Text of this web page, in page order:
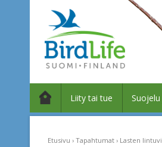
Liity tai tue
Etusivu Tapahtumat Lasten